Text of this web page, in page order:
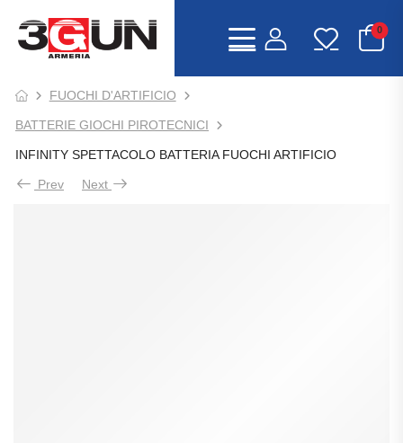
0
FUOCHI D'ARTIFICIO
BATTERIE GIOCHI PIROTECNICI
INFINITY SPETTACOLO BATTERIA FUOCHI ARTIFICIO
Prev Next